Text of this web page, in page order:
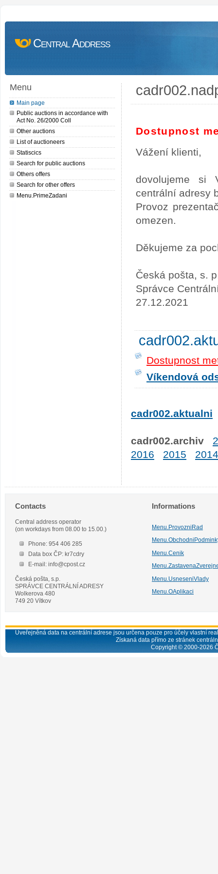
Central Address
Menu
Main page
Public auctions in accordance with
Act No. 26/2000 Coll
Other auctions
List of auctioneers
Statiscics
Search for public auctions
Others offers
Search for other offers
Menu.PrimeZadani
Dostupnost
Vážení klienti,
dovolujeme si
centrální adresy
Provoz
omezen.
Děkujeme za
Česká pošta, s.
Správce
27.12.2021
Dostupnost
Víkendová
cadr002.aktualni
cadr002.archiv
2016
2015 2014
Contacts
Central address operator
(on workdays from 08.00 to 15.00.)
Phone: 954 406 285
Data box ČP: kr7cdry
E-mail: info@cpost.cz
Česká pošta, s.p.
SPRÁVCE CENTRÁLNÍ ADRESY
Wolkerova 480
749 20 Vítkov
Informations
Menu.ProvozniRad
Menu.Cenik
Menu.UsneseniVlady
Menu.OAplikaci
Uveřejněná data na centrální adrese jsou určena pouze pro účely vlastní
Získaná data přímo ze stránek
Copyright © 2000-2026